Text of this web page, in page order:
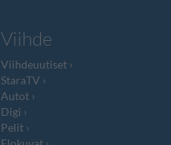
Viihde
Viihdeuutiset
StaraTV
Autot
Digi
Pelit